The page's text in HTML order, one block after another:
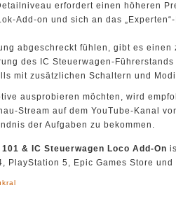
erfordert einen höheren
Add-on und sich an das
abgeschreckt fühlen, gibt es einen
des IC Steuerwagen-
mit zusätzlichen Schaltern und
ausprobieren möchten, wird
Stream auf dem YouTube-Kanal
der Aufgaben zu bekommen.
& IC Steuerwagen Loco Add-On
PlayStation 5, Epic Games Store